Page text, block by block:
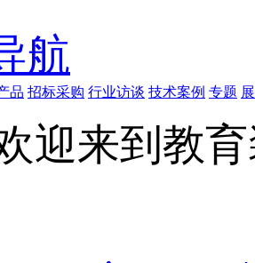
航
品 招标采购 行业访谈 技术案例 专题
迎来到教